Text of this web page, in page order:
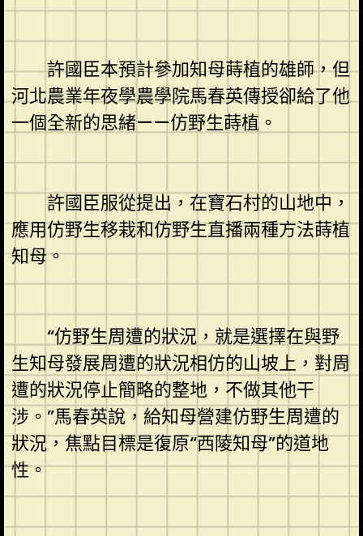
許國臣本預計參加知母蒔植的雄師，但
河北農業年夜學農學院馬春英傳授卻給了他
一個全新的思緒——仿野生蒔植。
許國臣服從提出，在寶石村的山地中，
應用仿野生移栽和仿野生直播兩種方法蒔植
知母。
“仿野生周遭的狀況，就是選擇在與野
生知母發展周遭的狀況相仿的山坡上，對周
遭的狀況停止簡略的整地，不做其他干
涉。”馬春英說，給知母營建仿野生周遭的
狀況，焦點目標是復原“西陵知母”的道地
性。